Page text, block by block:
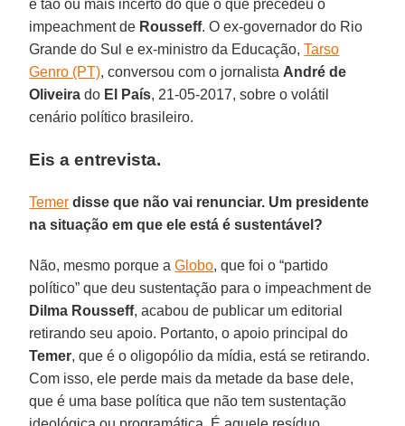
é tão ou mais incerto do que o que precedeu o
impeachment de Rousseff. O ex-governador do Rio
Grande do Sul e ex-ministro da Educação,Tarso
Genro (PT), conversou com o jornalista André de
Oliveira do El País, 21-05-2017, sobre o volátil
cenário político brasileiro.
Eis a entrevista.
Temer disse que não vai renunciar. Um presidente
na situação em que ele está é sustentável?
Não, mesmo porque aGlobo, que foi o “partido
político” que deu sustentação para o impeachment de
Dilma Rousseff, acabou de publicar um editorial
retirando seu apoio. Portanto, o apoio principal do
Temer, que é o oligopólio da mídia, está se retirando.
Com isso, ele perde mais da metade da base dele,
que é uma base política que não tem sustentação